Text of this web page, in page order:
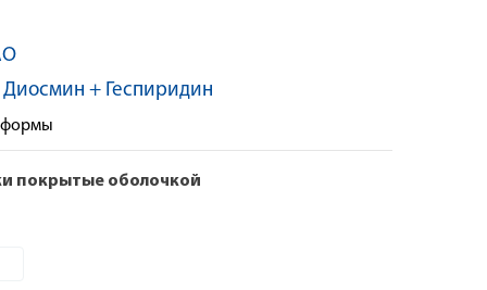
Диосмин + Геспиридин
формы
покрытые оболочкой